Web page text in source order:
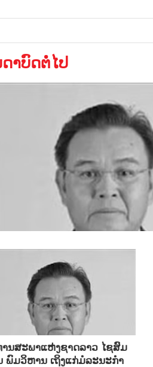
າບົດຕໍ່ໄປ
ນສະພາແຫ່ງຊາດລາວ ໄຊສົມ
ພົມວິຫານ ເຖິງແກ່ມໍລະນະກຳ